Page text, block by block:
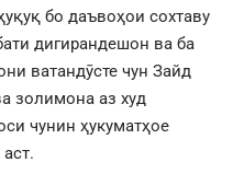
бо даъвоҳои сохтаву
дигирандешон ва ба
ватандӯсте чун Зайд
золимона аз худ
чунин ҳукуматҳое